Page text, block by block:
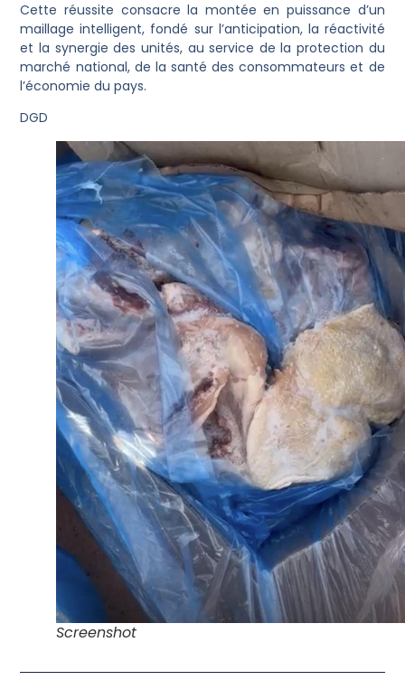
Cette réussite consacre la montée en puissance d’un
maillage intelligent, fondé sur l’anticipation, la réactivité
et la synergie des unités, au service de la protection du
marché national, de la santé des consommateurs et de
l’économie du pays.
DGD
Screenshot